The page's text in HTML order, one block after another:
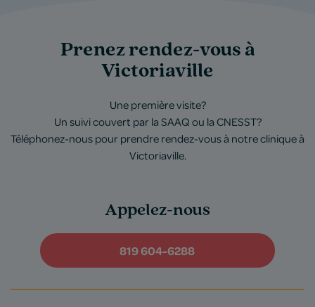
Prenez rendez-vous à
Victoriaville
Une première visite?
Un suivi couvert par la SAAQ ou la CNESST?
Téléphonez-nous pour prendre rendez-vous à notre clinique à
Victoriaville.
Appelez-nous
819 604-6288